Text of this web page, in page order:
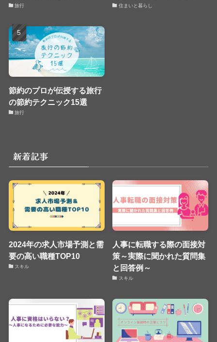
旅行 住まいと暮らし
節約のプロが伝授する旅行
の節約テクニック15選
旅行
新着記事
2024年の求人市場予測と需
要の高い職種TOP10
スキル
人事に転職する際の面接対
策～実際に聞かれた質問集
と回答例～
スキル